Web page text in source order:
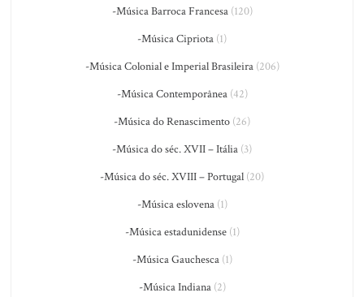
-Música Barroca Francesa(120)
-Música Cipriota (1)
-Música Colonial e Imperial Brasileira(206)
-Música Contemporânea(42)
-Música do Renascimento (26)
-Música do séc. XVII – Itália (3)
-Música do séc. XVIII – Portugal (20)
-Música eslovena(1)
-Música estadunidense(1)
-Música Gauchesca(1)
-Música Indiana(2)